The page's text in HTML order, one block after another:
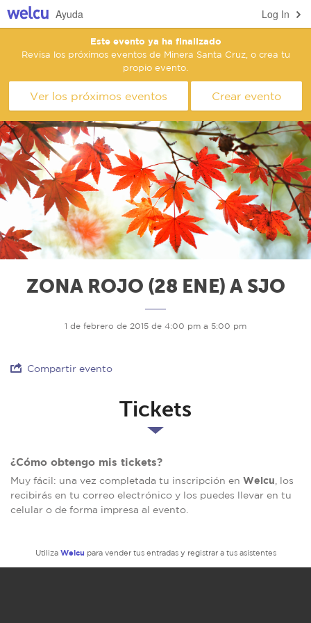
Log In
Ayuda
Este evento ya ha finalizado
Revisa los próximos eventos de Minera Santa Cruz, o crea tu
propio evento.
Ver los próximos eventos Crear evento
ZONA ROJO (28 ENE) A SJO
1 de febrero de 2015 de 4:00 pm a 5:00 pm
Compartir evento
Tickets
¿Cómo obtengo mis tickets?
Muy fácil: una vez completada tu inscripción en Welcu , los
recibirás en tu correo electrónico y los puedes llevar en tu
celular o de forma impresa al evento.
Utiliza Welcu para vender tus entradas y registrar a tus asistentes